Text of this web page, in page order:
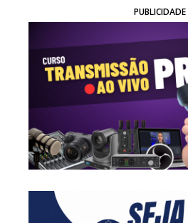
PUBLICIDADE